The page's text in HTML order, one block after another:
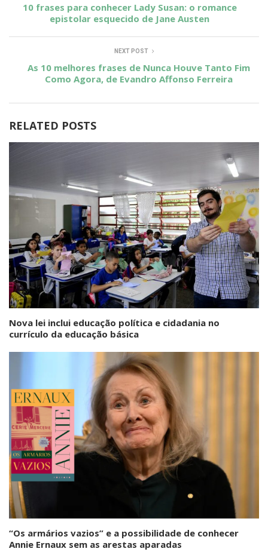
10 frases para conhecer Lady Susan: o romance
epistolar esquecido de Jane Austen
NEXT POST
As 10 melhores frases de Nunca Houve Tanto Fim
Como Agora, de Evandro Affonso Ferreira
RELATED POSTS
Nova lei inclui educação política e cidadania no
currículo da educação básica
“Os armários vazios” e a possibilidade de conhecer
Annie Ernaux sem as arestas aparadas